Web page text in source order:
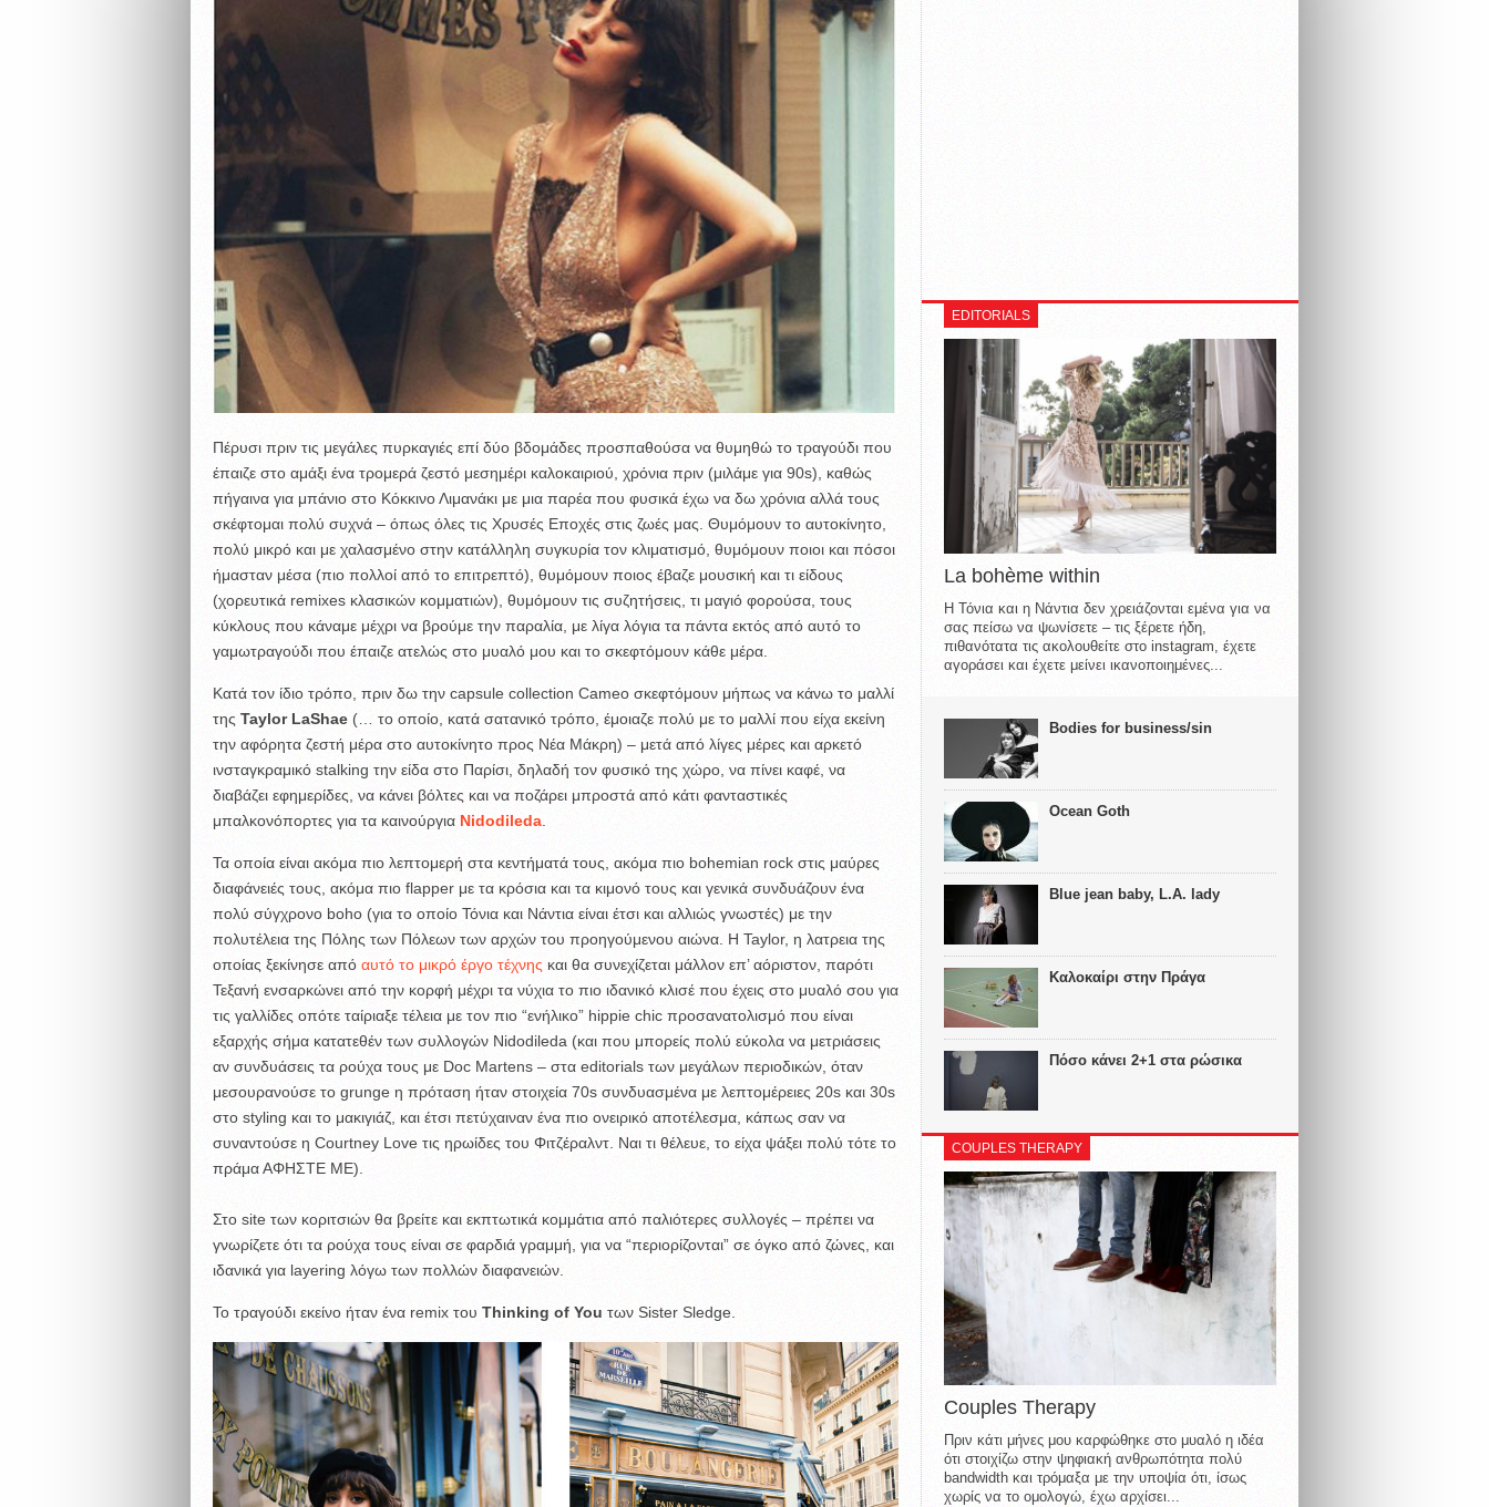
Πέρυσι πριν τις μεγάλες πυρκαγιές επί δύο βδομάδες προσπαθούσα να θυμηθώ το τραγούδι που
έπαιζε στο αμάξι ένα τρομερά ζεστό μεσημέρι καλοκαιριού, χρόνια πριν (μιλάμε για 90s), καθώς
πήγαινα για μπάνιο στο Κόκκινο Λιμανάκι με μια παρέα που φυσικά έχω να δω χρόνια αλλά τους
σκέφτομαι πολύ συχνά – όπως όλες τις Χρυσές Εποχές στις ζωές μας. Θυμόμουν το αυτοκίνητο,
πολύ μικρό και με χαλασμένο στην κατάλληλη συγκυρία τον κλιματισμό, θυμόμουν ποιοι και πόσοι
ήμασταν μέσα (πιο πολλοί από το επιτρεπτό), θυμόμουν ποιος έβαζε μουσική και τι είδους
(χορευτικά remixes κλασικών κομματιών), θυμόμουν τις συζητήσεις, τι μαγιό φορούσα, τους
κύκλους που κάναμε μέχρι να βρούμε την παραλία, με λίγα λόγια τα πάντα εκτός από αυτό το
γαμωτραγούδι που έπαιζε ατελώς στο μυαλό μου και το σκεφτόμουν κάθε μέρα.
Κατά τον ίδιο τρόπο, πριν δω την capsule collection Cameo σκεφτόμουν μήπως να κάνω το μαλλί
της Taylor LaShae(… το οποίο, κατά σατανικό τρόπο, έμοιαζε πολύ με το μαλλί που είχα εκείνη
την αφόρητα ζεστή μέρα στο αυτοκίνητο προς Νέα Μάκρη) – μετά από λίγες μέρες και αρκετό
ινσταγκραμικό stalking την είδα στο Παρίσι, δηλαδή τον φυσικό της χώρο, να πίνει καφέ, να
διαβάζει εφημερίδες, να κάνει βόλτες και να ποζάρει μπροστά από κάτι φανταστικές
μπαλκονόπορτες για τα καινούργια Nidodileda.
Τα οποία είναι ακόμα πιο λεπτομερή στα κεντήματά τους, ακόμα πιο bohemian rock στις μαύρες
διαφάνειές τους, ακόμα πιο flapper με τα κρόσια και τα κιμονό τους και γενικά συνδυάζουν ένα
πολύ σύγχρονο boho (για το οποίο Τόνια και Νάντια είναι έτσι και αλλιώς γνωστές) με την
πολυτέλεια της Πόλης των Πόλεων των αρχών του προηγούμενου αιώνα. Η Taylor, η λατρεια της
οποίας ξεκίνησε από αυτό το μικρό έργο τέχνης και θα συνεχίζεται μάλλον επ’ αόριστον, παρότι
Τεξανή ενσαρκώνει από την κορφή μέχρι τα νύχια το πιο ιδανικό κλισέ που έχεις στο μυαλό σου για
τις γαλλίδες οπότε ταίριαξε τέλεια με τον πιο “ενήλικο” hippie chic προσανατολισμό που είναι
εξαρχής σήμα κατατεθέν των συλλογών Nidodileda (και που μπορείς πολύ εύκολα να μετριάσεις
αν συνδυάσεις τα ρούχα τους με Doc Martens – στα editorials των μεγάλων περιοδικών, όταν
μεσουρανούσε το grunge η πρόταση ήταν στοιχεία 70s συνδυασμένα με λεπτομέρειες 20s και 30s
στο styling και το μακιγιάζ, και έτσι πετύχαιναν ένα πιο ονειρικό αποτέλεσμα, κάπως σαν να
συναντούσε η Courtney Love τις ηρωίδες του Φιτζέραλντ. Ναι τι θέλευε, το είχα ψάξει πολύ τότε το
πράμα ΑΦΗΣΤΕ ΜΕ).
Στο site των κοριτσιών θα βρείτε και εκπτωτικά κομμάτια από παλιότερες συλλογές – πρέπει να
γνωρίζετε ότι τα ρούχα τους είναι σε φαρδιά γραμμή, για να “περιορίζονται” σε όγκο από ζώνες, και
ιδανικά για layering λόγω των πολλών διαφανειών.
Το τραγούδι εκείνο ήταν ένα remix του Thinking of You των Sister Sledge.
EDITORIALS
La bohème within
Η Τόνια και η Νάντια δεν χρειάζονται εμένα για να
σας πείσω να ψωνίσετε – τις ξέρετε ήδη,
πιθανότατα τις ακολουθείτε στο instagram, έχετε
αγοράσει και έχετε μείνει ικανοποιημένες...
Bodies for business/sin
Ocean Goth
Blue jean baby, L.A. lady
Καλοκαίρι στην Πράγα
Πόσο κάνει 2+1 στα ρώσικα
COUPLES THERAPY
Couples Therapy
Πριν κάτι μήνες μου καρφώθηκε στο μυαλό η ιδέα
ότι στοιχίζω στην ψηφιακή ανθρωπότητα πολύ
bandwidth και τρόμαξα με την υποψία ότι, ίσως
χωρίς να το ομολογώ, έχω αρχίσει...